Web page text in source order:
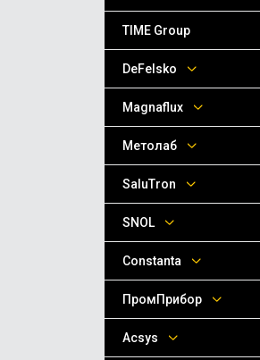
TIME Group
DeFelsko
Magnaflux
Метолаб
SaluTron
SNOL
Сonstanta
ПромПрибор
Acsys